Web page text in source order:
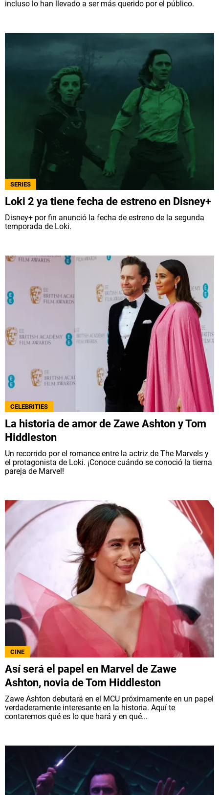
incluso lo han llevado a ser más querido por el público.
SERIES
Loki 2 ya tiene fecha de estreno en Disney+
Disney+ por fin anunció la fecha de estreno de la segunda
temporada de Loki.
CELEBRITIES
La historia de amor de Zawe Ashton y Tom
Hiddleston
Un recorrido por el romance entre la actriz de The Marvels y
el protagonista de Loki. ¡Conoce cuándo se conoció la tierna
pareja de Marvel!
CINE
Así será el papel en Marvel de Zawe
Ashton, novia de Tom Hiddleston
Zawe Ashton debutará en el MCU próximamente en un papel
verdaderamente interesante en la historia. Aquí te
contaremos qué es lo que hará y en qué...